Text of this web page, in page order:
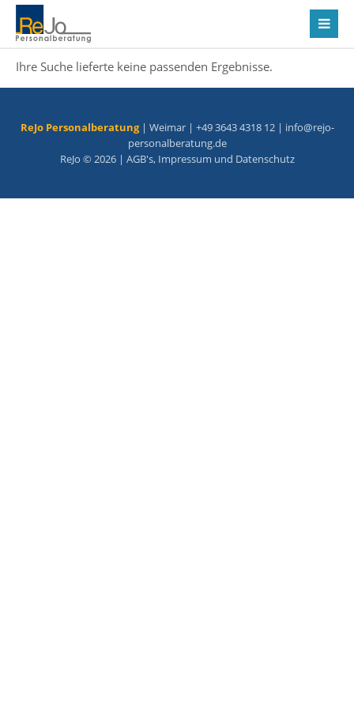
Ihre Suche lieferte keine passenden Ergebnisse.
ReJo Personalberatung| Weimar | +49 3643 4318 12 | info@rejo-
personalberatung.de
ReJo © 2026 | AGB's, Impressum und Datenschutz